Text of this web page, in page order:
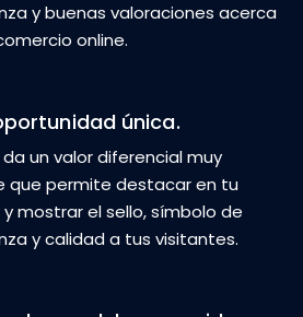
y buenas valoraciones acerca
online.
única.
da un valor diferencial muy
que permite destacar en tu
mostrar el sello, símbolo de
y calidad a tus visitantes.